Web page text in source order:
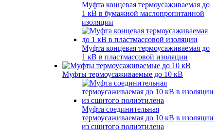
Муфта концевая термоусаживаемая до
1 кВ в бумажной маслопропитанной
изоляции
Муфта концевая термоусаживаемая до
1 кВ в пластмассовой изоляции
Муфты термоусаживаемые до 10 кВ
Муфта соединительная
термоусаживаемая до 10 кВ в изоляции
из сшитого полиэтилена